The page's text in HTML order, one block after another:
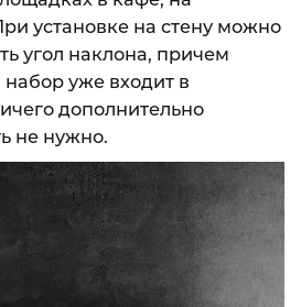
установке на стену можно
угол наклона, причем
уже входит в
дополнительно
не нужно.